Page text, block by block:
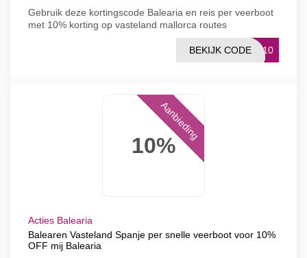
Gebruik deze kortingscode Balearia en reis per veerboot
met 10% korting op vasteland mallorca routes
CA10
BEKIJK CODE
10%
Aanbieding
Acties Balearia
Balearen Vasteland Spanje per snelle veerboot voor 10%
OFF mij Balearia